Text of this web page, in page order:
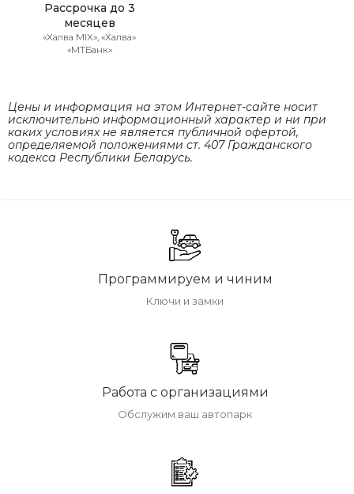
Рассрочка до 3
месяцев
«Халва MIX», «Халва»
«МТБанк»
Цены и информация на этом Интернет-сайте носит
исключительно информационный характер и ни при
каких условиях не является публичной офертой,
определяемой положениями cт. 407 Гражданского
кодекса Республики Беларусь.
Программируем и чиним
Ключи и замки
Работа с организациями
Обслужим ваш автопарк